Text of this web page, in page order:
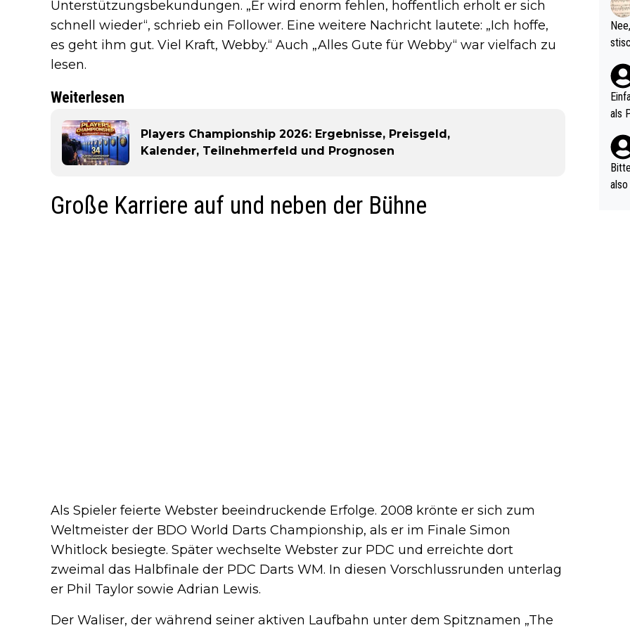
Unterstützungsbekundungen. „Er wird enorm fehlen, hoffentlich erholt er sich
schnell wieder“, schrieb ein Follower. Eine weitere Nachricht lautete: „Ich hoffe,
es geht ihm gut. Viel Kraft, Webby.“ Auch „Alles Gute für Webby“ war vielfach zu
lesen.
Weiterlesen
Players Championship 2026: Ergebnisse, Preisgeld,
Kalender, Teilnehmerfeld und Prognosen
Große Karriere auf und neben der Bühne
Als Spieler feierte Webster beeindruckende Erfolge. 2008 krönte er sich zum
Weltmeister der BDO World Darts Championship, als er im Finale Simon
Whitlock besiegte. Später wechselte Webster zur PDC und erreichte dort
zweimal das Halbfinale der PDC Darts WM. In diesen Vorschlussrunden unterlag
er Phil Taylor sowie Adrian Lewis.
Der Waliser, der während seiner aktiven Laufbahn unter dem Spitznamen „The
(in
als
nes
ttler
vV
als